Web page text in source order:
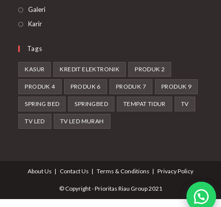
Galeri
Karir
Tags
KASUR KREDIT ELEKTRONIK PRODUK 2
PRODUK 4 PRODUK 6 PRODUK 7 PRODUK 9
SPRING BED SPRINGBED TEMPAT TIDUR TV
TV LED TV LED MURAH
About Us Contact Us Terms & Conditions Privacy Policy
© Copyright - Prioritas Riau Group 2021